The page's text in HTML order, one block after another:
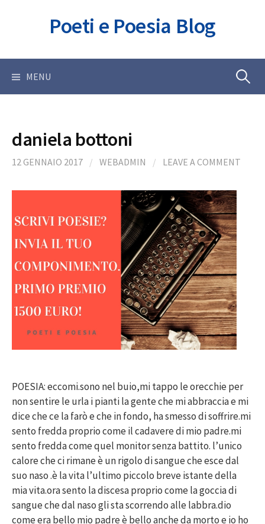
Poeti e Poesia Blog
MENU Ricerca
daniela bottoni
12 GENNAIO 2017 / WEBADMIN / LEAVE A COMMENT
POESIA: eccomi.sono nel buio,mi tappo le orecchie per
non sentire le urla i pianti la gente che mi abbraccia e mi
dice che ce la farò e che in fondo, ha smesso di soffrire.mi
sento fredda proprio come il cadavere di mio padre.mi
sento fredda come quel monitor senza battito. l’unico
calore che ci rimane è un rigolo di sangue che esce dal
suo naso .è la vita l’ultimo piccolo breve istante della
mia vita.ora sento la discesa proprio come la goccia di
sangue che dal naso gli sta scorrendo alle labbra.dio
come era bello mio padre è bello anche da morto e io ho